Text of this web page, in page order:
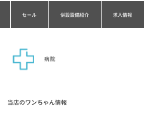
セール 併設設備紹介 求人情報
当店のワンちゃん情報